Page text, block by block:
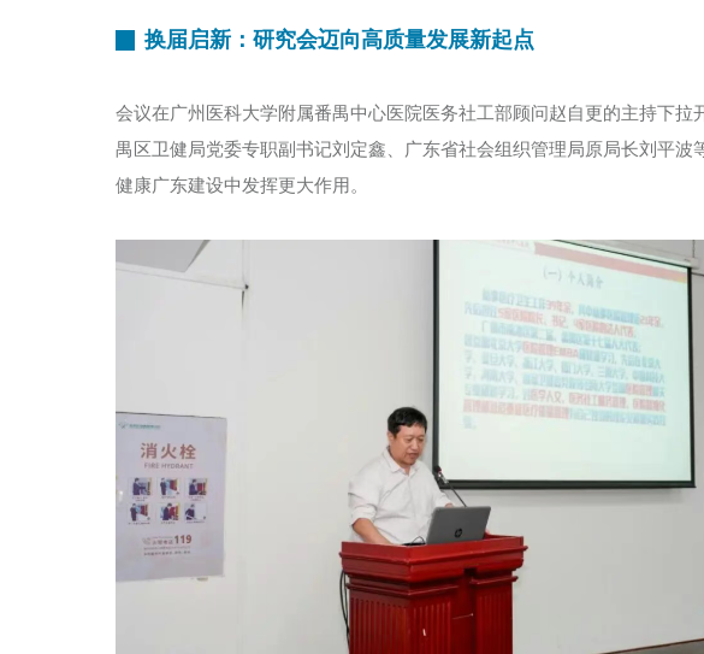
换届启新：研究会迈向高质量发展新起点
会议在广州医科大学附属番禺中心医院医务社工部顾问赵自更的主持下
禺区卫健局党委专职副书记刘定鑫、广东省社会组织管理局原局长刘平
健康广东建设中发挥更大作用。